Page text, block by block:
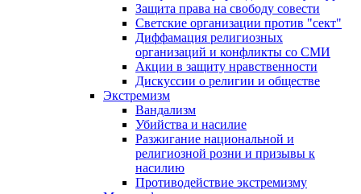
Защита права на свободу совести
Светские организации против "сект"
Диффамация религиозных
организаций и конфликты со СМИ
Акции в защиту нравственности
Дискуссии о религии и обществе
Экстремизм
Вандализм
Убийства и насилие
Разжигание национальной и
религиозной розни и призывы к
насилию
Противодействие экстремизму